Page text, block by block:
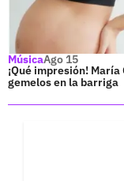
MúsicaAgo 15
¡Qué impresión! María
gemelos en la barriga